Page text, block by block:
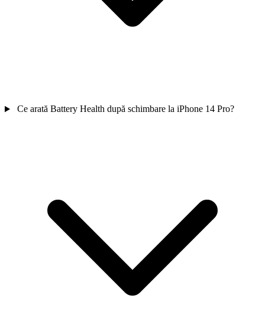
Ce arată Battery Health după schimbare la iPhone 14 Pro?